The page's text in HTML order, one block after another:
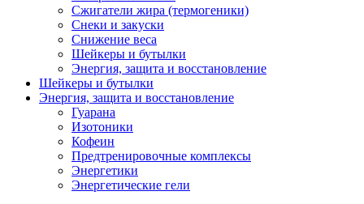
Сжигатели жира (термогеники)
Снеки и закуски
Снижение веса
Шейкеры и бутылки
Энергия, защита и восстановление
Шейкеры и бутылки
Энергия, защита и восстановление
Гуарана
Изотоники
Кофеин
Предтренировочные комплексы
Энергетики
Энергетические гели